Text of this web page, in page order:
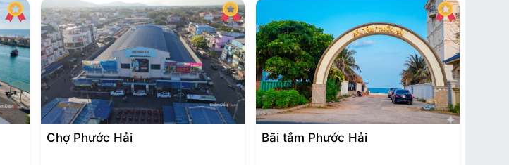
Chợ Phước Hải Bãi tắm Phước Hải